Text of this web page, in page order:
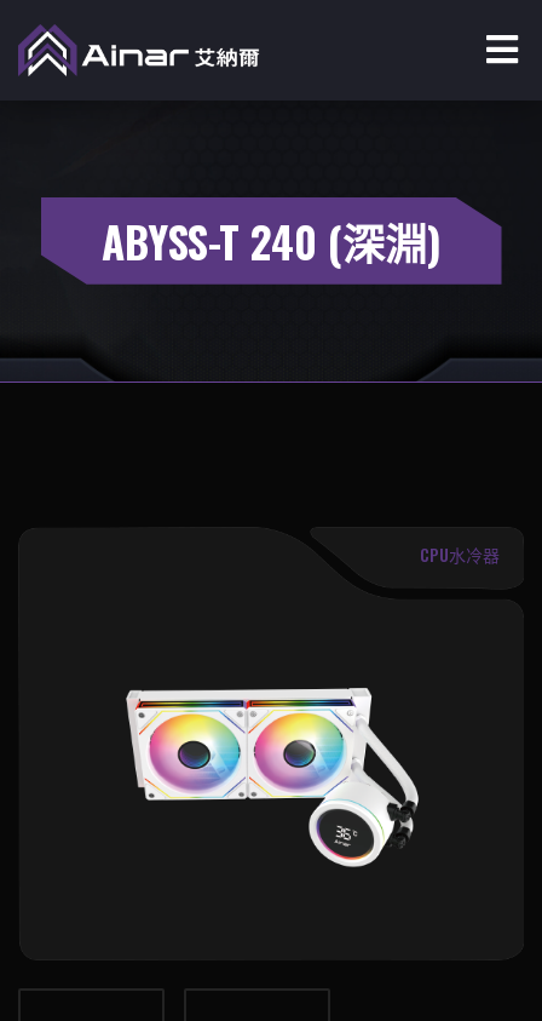
ABYSS-T 240 (深淵)
CPU水冷器